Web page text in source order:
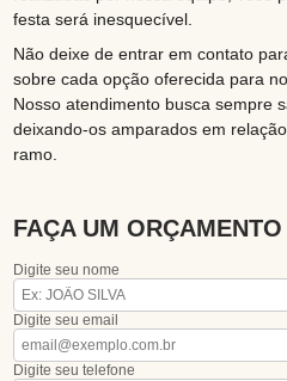
festa será inesquecível.
Não deixe de entrar em contato
sobre cada opção oferecida para
Nosso atendimento busca sempre
deixando-os amparados em
ramo.
FAÇA UM ORÇAMENTO
Digite seu nome
Digite seu email
Digite seu telefone